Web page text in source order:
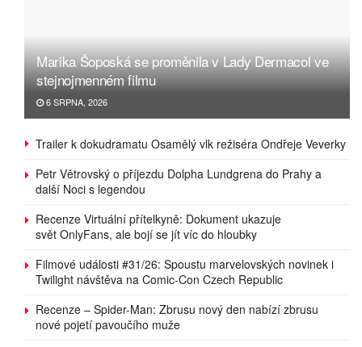
Marika Šoposká se proměnila v Lady Dermacol ve
stejnojmenném filmu
6 SRPNA, 2026
Trailer k dokudramatu Osamělý vlk režiséra Ondřeje Veverky
Petr Větrovský o příjezdu Dolpha Lundgrena do Prahy a
další Noci s legendou
Recenze Virtuální přítelkyně: Dokument ukazuje
svět OnlyFans, ale bojí se jít víc do hloubky
Filmové události #31/26: Spoustu marvelovských novinek i
Twilight návštěva na Comic-Con Czech Republic
Recenze – Spider-Man: Zbrusu nový den nabízí zbrusu
nové pojetí pavoučího muže